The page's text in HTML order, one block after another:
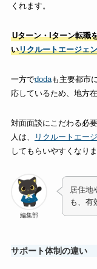
くれます。
Uターン・Iターン転職
いリクルートエージェ
一方でdodaも主要都市
応しているため、地方
対面面談にこだわる必
人は、
リクルートエー
してもらいやすくなりま
編集部
居住地
も、有
サポート体制の違い